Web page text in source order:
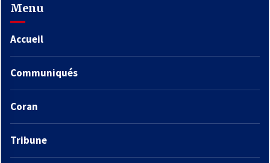
Menu
Accueil
Communiqués
Coran
Tribune